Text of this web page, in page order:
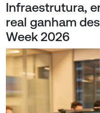
Infraestrutura,
real ganham
Week 2026